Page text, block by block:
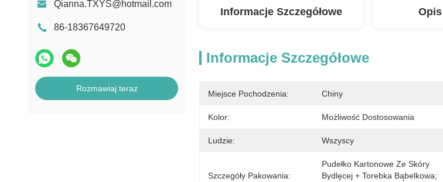
Qianna.TXYS@hotmail.com
86-18367649720
Rozmawiaj teraz
Informacje Szczegółowe
Informacje Szczegółowe
Miejsce Pochodzenia: Chiny
Kolor: Możliwość Dostosowania
Ludzie: Wszyscy
Szczegóły Pakowania:
Pudełko Kartonowe Ze Skóry
Bydlęcej + Torebka Bąbelkowa;